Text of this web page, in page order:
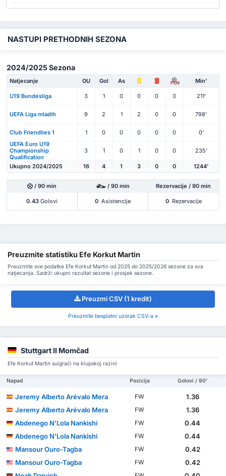
NASTUPI PRETHODNIH SEZONA
2024/2025 Sezona
Natjecanje OU Gol As PEN Min'
U19 Bundesliga 3 1 0 0 0 0 211'
UEFA Liga mladih 9 2 1 2 0 0 798'
Club Friendlies 1 1 0 0 0 0 0
0'
UEFA Euro U19
Championship
Qualification
3 1 0 1 0 0 235'
Ukupno 2024/2025 16 4 1 3 0 0 1244'
/ 90 min / 90 min Rezervacije / 90 min
0.43 Golovi 0 Asistencije 0 Rezervacije
Preuzmite statistiku Efe Korkut Martin
Preuzmite sve podatke Efe Korkut Martin od 2025 do 2025/2026 sezone za sva
natjecanja. Sadrži ukupni rezultat sezone i prosjek sezone.
Preuzmi CSV (1 kredit)
Preuzmite besplatni uzorak CSV-a »
Stuttgart II Momčad
Efe Korkut Martin suigrači na klupskoj razini
Napad Pozicija Golovi / 90'
Jeremy Alberto Arévalo Mera FW
1.36
Jeremy Alberto Arévalo Mera
FW
1.36
Abdenego N'Lola Nankishi
FW
0.44
Abdenego N'Lola Nankishi
FW
0.44
Mansour Ouro-Tagba
FW
0.42
Mansour Ouro-Tagba
FW
0.42